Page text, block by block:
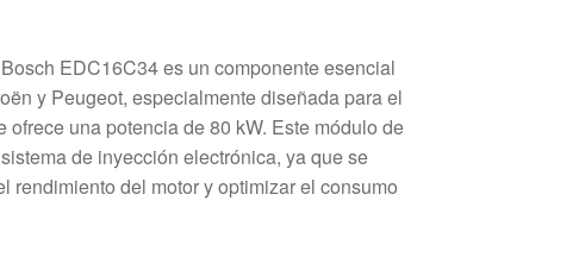
EDC16C34 es un componente esencial
y Peugeot, especialmente diseñada para el
ofrece una potencia de 80 kW. Este módulo de
de inyección electrónica, ya que se
rendimiento del motor y optimizar el consumo